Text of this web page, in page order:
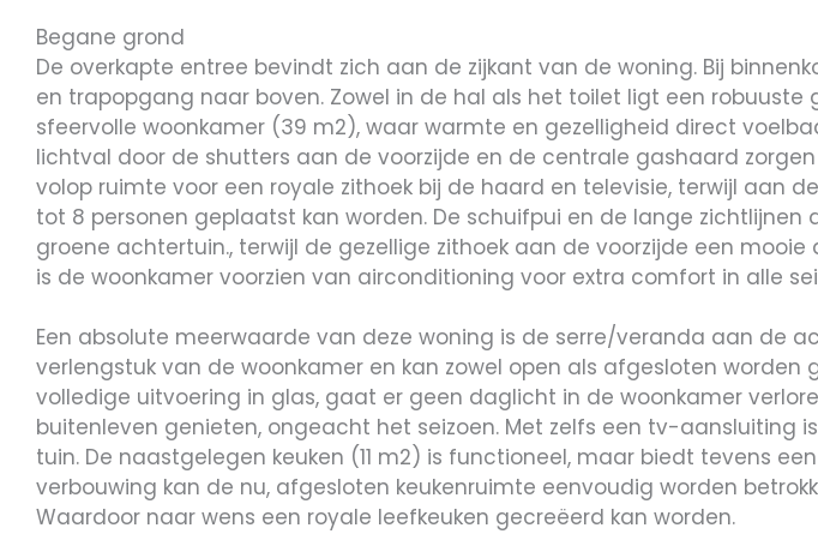
Begane grond
De overkapte entree bevindt zich aan de zijkant van de woning. Bij
en trapopgang naar boven. Zowel in de hal als het toilet ligt een robuuste
sfeervolle woonkamer (39 m2), waar warmte en gezelligheid direct
lichtval door de shutters aan de voorzijde en de centrale gashaard
volop ruimte voor een royale zithoek bij de haard en televisie, terwijl aan
tot 8 personen geplaatst kan worden. De schuifpui en de lange
groene achtertuin., terwijl de gezellige zithoek aan de voorzijde een
is de woonkamer voorzien van airconditioning voor extra comfort in alle
Een absolute meerwaarde van deze woning is de serre/veranda aan de
verlengstuk van de woonkamer en kan zowel open als afgesloten worden
volledige uitvoering in glas, gaat er geen daglicht in de woonkamer
buitenleven genieten, ongeacht het seizoen. Met zelfs een tv-aansluiting
tuin. De naastgelegen keuken (11 m2) is functioneel, maar biedt tevens
verbouwing kan de nu, afgesloten keukenruimte eenvoudig worden
Waardoor naar wens een royale leefkeuken gecreëerd kan worden.